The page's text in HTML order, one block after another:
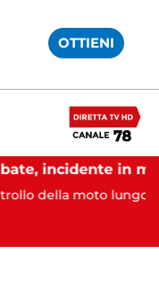
OTTIENI
Castellabate, incidente in moto: 27enne in ospedale
della moto lungo la